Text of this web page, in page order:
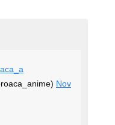
Nov